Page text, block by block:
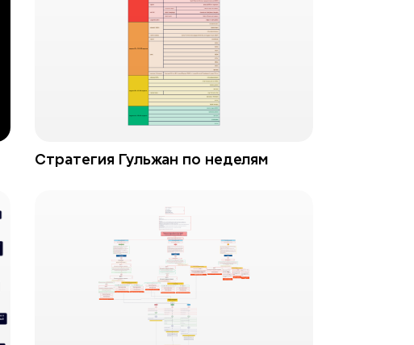
Стратегия Гульжан по неделям